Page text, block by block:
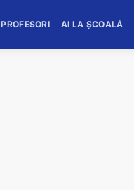
PROFESORI AI LA ȘCOALĂ